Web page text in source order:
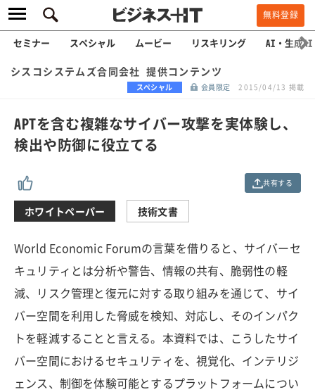
無料登録
セミナー スペシャル ムービー リスキリング AI・生成AI
シスコシステムズ合同会社 提供コンテンツ
スペシャル 会員限定 2015/04/13 掲載
APTを含む複雑なサイバー攻撃を実体験し、
検出や防御に役立てる
共有する
ホワイトペーパー 技術文書
World Economic Forumの言葉を借りると、サイバーセ
キュリティとは分析や警告、情報の共有、脆弱性の軽
減、リスク管理と復元に対する取り組みを通じて、サイ
バー空間を利用した脅威を検知、対応し、そのインパク
トを軽減することと言える。本資料では、こうしたサイ
バー空間におけるセキュリティを、視覚化、インテリジ
ェンス、制御を体験可能とするプラットフォームについ